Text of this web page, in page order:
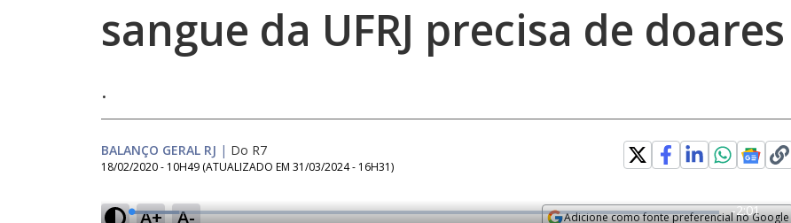
sangue da UFRJ precisa de doares
.
BALANÇO GERAL RJ | Do R7
18/02/2020 - 10H49 (ATUALIZADO EM 31/03/2024 - 16H31)
A+ A- Adicione como fonte preferencial no Google
L
R
-2:01